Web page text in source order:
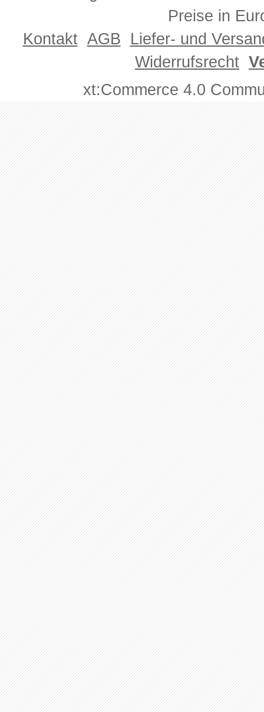
Preise in
Kontakt AGB
Liefer- und
Widerrufsrecht
xt:Commerce 4.0